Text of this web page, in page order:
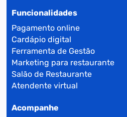
Funcionalidades
Pagamento online
Cardápio digital
Ferramenta de Gestão
Marketing para restaurante
Salão de Restaurante
Atendente virtual
Acompanhe